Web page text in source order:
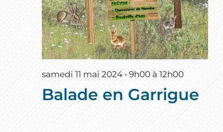
samedi 11 mai 2024 • 9h00 à12h00
Balade en Garrigue